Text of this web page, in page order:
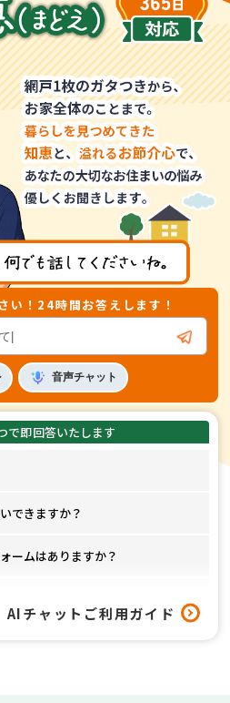
い！24時間お答えします！
音声チャット
できますか？
ームはありますか？
AIチャットご利用ガイド